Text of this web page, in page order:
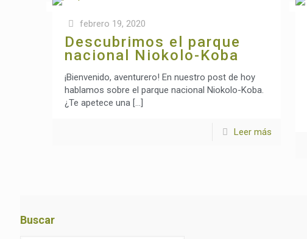
febrero 19, 2020
Descubrimos el parque
nacional Niokolo-Koba
¡Bienvenido, aventurero! En nuestro post de hoy
hablamos sobre el parque nacional Niokolo-Koba.
¿Te apetece una […]
Leer más
Buscar